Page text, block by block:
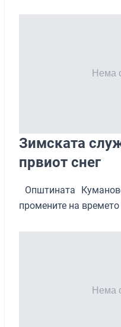
Зимската
првиот снег
Општината
промените на времето